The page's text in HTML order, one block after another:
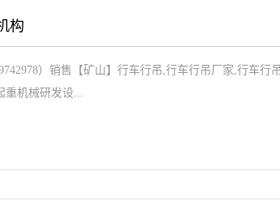
构
）销售【矿山】行车行吊,行车行吊厂家,行车行
重机械研发设...